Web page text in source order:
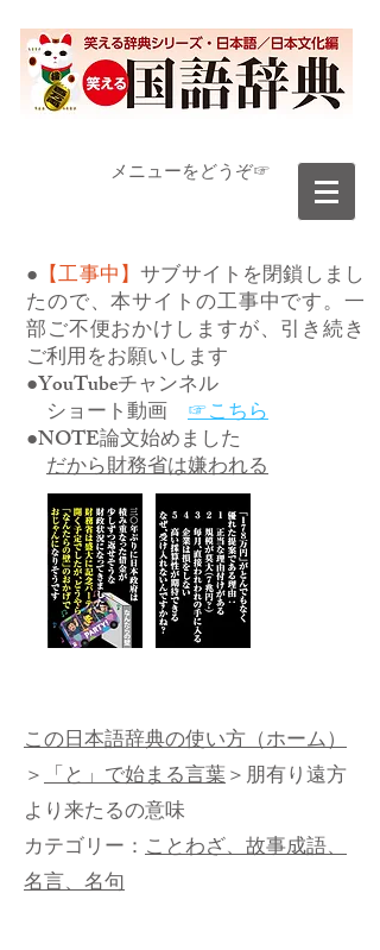
​メニューをどうぞ☞
● 【工事中】サブサイトを閉鎖しまし
たので、本サイトの工事中です。一
部ご不便おかけしますが、引き続き
ご利用をお願いします
●YouTubeチャンネル
ショート動画 ☞こちら
●NOTE論文始めました
だから財務省は嫌われる
この日本語辞典の使い方（ホーム）
＞「と」で始まる言葉＞朋有り遠方
より来たるの意味
カテゴリー： ことわざ、故事成語、
名言、名句